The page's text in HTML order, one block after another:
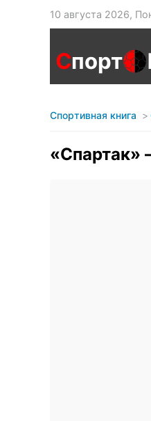
10 августа 2026,
Спорт
Спортивная книга
«Спартак»